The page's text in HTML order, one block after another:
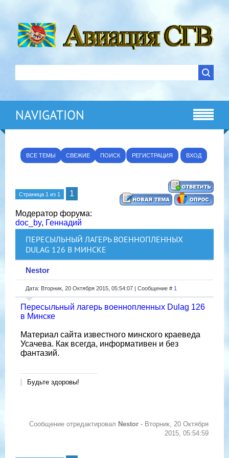
NAVIGATION
ВСЕ ТЕМЫ СВЕЖИЕ ПОИСК РЕГИСТРАЦИЯ ВХОД
Страница 1 из 1 1
Модератор форума:
doc_by, Геннадий
ПЕРЕСЫЛЬНЫЙ ЛАГЕРЬ ВОЕННОПЛЕННЫХ
DULAG 126 В МИНСКЕ
Nestor
Дата: Вторник, 20 Октября 2015, 05:54:07 | Сообщение # 1
Пересыльный лагерь военнопленных Dulag 126
в Минске
Материал сайта известного минского краеведа
Усачева. Как всегда, информативен и без
фантазий.
Будьте здоровы!
Сообщение отредактировал Nestor - Вторник, 20 Октября
2015, 05:54:59